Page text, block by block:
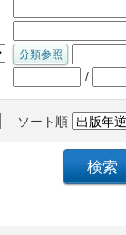
/
ソート順